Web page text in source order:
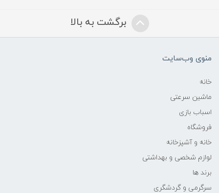
برگشت به بالا
منوی وب‌سایت
خانه
ماشین سرعتی
اسباب بازی
فروشگاه
خانه و آشپزخانه
لوازم شخصی و بهداشتی
برند ها
سرگرمی و گردشگری